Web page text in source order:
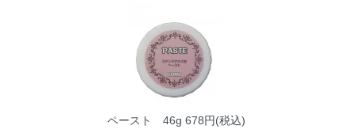
ペースト 46g 678円(税込)